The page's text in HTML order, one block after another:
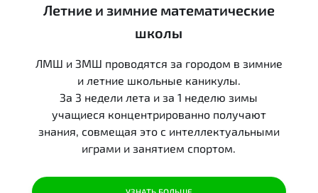
Летние и зимние математические
школы
ЛМШ и ЗМШ проводятся за городом в зимние
и летние школьные каникулы.
За 3 недели лета и за 1 неделю зимы
учащиеся концентрированно получают
знания, совмещая это с интеллектуальными
играми и занятием спортом.